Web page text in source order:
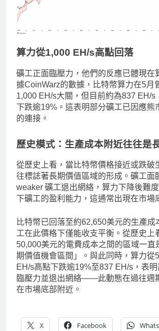
算力從1,000 EH/s高點回落
礦工正面臨壓力，他們的反應已體現在
據CoinWarz的數據，比特幣算力在5月
1,000 EH/s大關，但目前約為837 EH/s
下跌逾19%。這表明部分礦工已因應熊
的連接。
歷史模式：生產成本附近往往是
從歷史上看，當比特幣價格接近或跌破
往標誌著長期價值區域的形成。礦工面
weaker 礦工退出網絡，算力下降後難
下礦工的盈利能力，這通常出現在市場
比特幣已回落至約62,650美元的生產
工在此價格下僅能收支平衡。從歷史上
50,000美元的電費成本之間的區域一直
期價值機會區間」。與此同時，算力從
EH/s高點下跌逾19%至837 EH/s，表
臨壓力並退出網絡——此動態在過往週
在市場底部附近。
X Facebook